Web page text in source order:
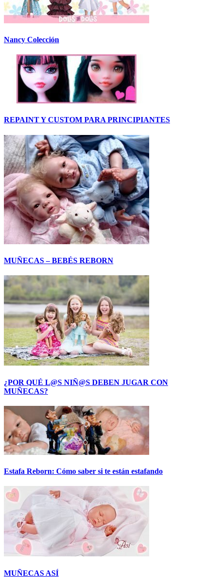
Nancy Colección
REPAINT Y CUSTOM PARA PRINCIPIANTES
MUÑECAS – BEBÉS REBORN
¿POR QUÉ L@S NIÑ@S DEBEN JUGAR CON
MUÑECAS?
Estafa Reborn: Cómo saber si te están estafando
MUÑECAS ASÍ